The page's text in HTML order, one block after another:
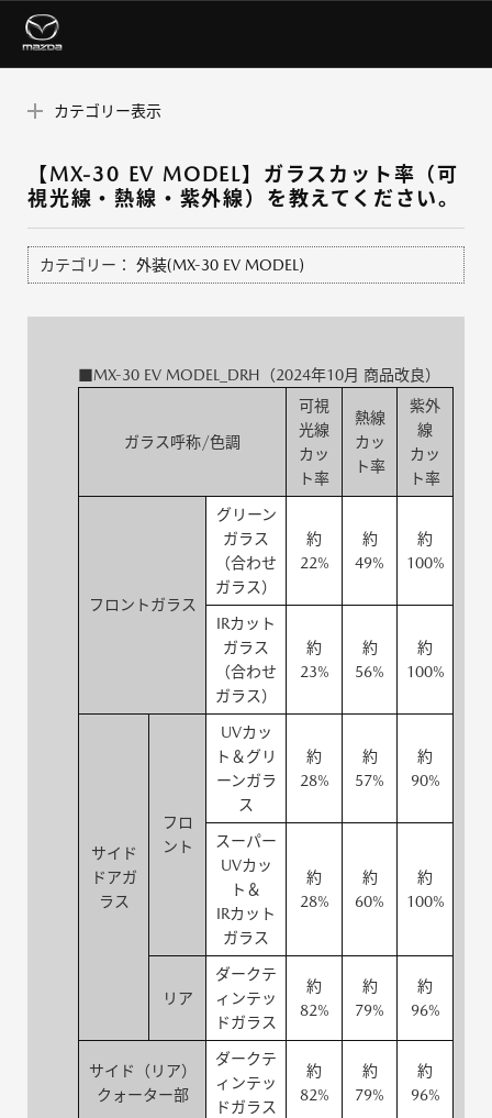
カテゴリー表示
【MX-30 EV MODEL】ガラスカット率（可
視光線・熱線・紫外線）を教えてください。
カテゴリー： 外装(MX-30 EV MODEL)
■MX-30 EV MODEL_DRH（2024年10月 商品改良）
ガラス呼称/色調
可視
光線
カッ
ト率
熱線
カッ
ト率
紫外
線
カッ
ト率
フロントガラス
グリーン
ガラス
（合わせ
ガラス）
約
22%
約
49%
約
100%
IRカット
ガラス
（合わせ
ガラス）
約
23%
約
56%
約
100%
サイド
ドアガ
ラス
フロ
ント
UVカッ
ト＆グリ
ーンガラ
ス
約
28%
約
57%
約
90%
スーパー
UVカッ
ト＆
IRカット
ガラス
約
28%
約
60%
約
100%
リア
ダークテ
ィンテッ
ドガラス
約
82%
約
79%
約
96%
サイド（リア）
クォーター部
ダークテ
ィンテッ
ドガラス
約
82%
約
79%
約
96%